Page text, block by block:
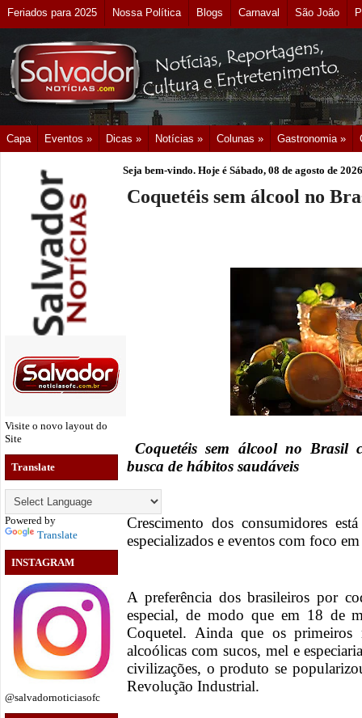
Feriados para 2025 Nossa Política Blogs Carnaval São João
Capa Eventos » Dicas » Notícias » Colunas » Gastronomia »
Visite o novo layout do
Site
Translate
Powered by
Translate
INSTAGRAM
@salvadornoticiasofc
Seja bem-vindo. Hoje é Sábado, 08 de agosto de 2026
Coquetéis sem álcool no
Coquetéis sem álcool no Brasil
busca de hábitos saudáveis
Crescimento dos consumidores
especializados e eventos com foco
A preferência dos brasileiros por
especial, de modo que em 18 de
Coquetel. Ainda que os primeiros
alcoólicas com sucos, mel e
civilizações, o produto se
Revolução Industrial.